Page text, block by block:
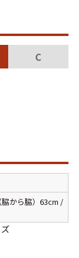
XL
C
から脇）63cm /